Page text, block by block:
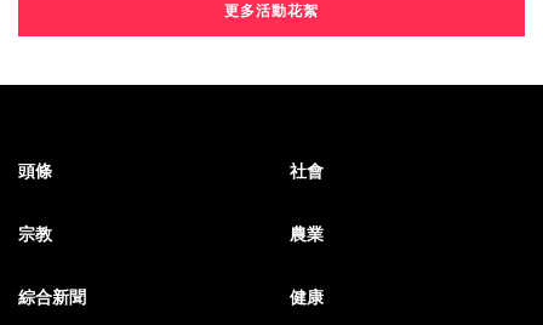
更多活動花絮
頭條 社會
宗教 農業
綜合新聞 健康